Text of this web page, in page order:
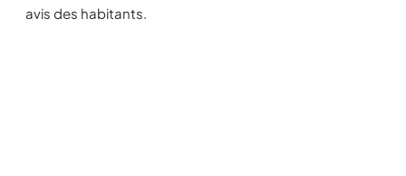
avis des habitants.